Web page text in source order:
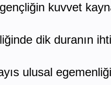
kuvvet
dik duranın
ulusal